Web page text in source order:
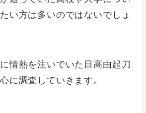
い方は多いのではないでしょ
情熱を注いでいた日高由起刀
に調査していきます。